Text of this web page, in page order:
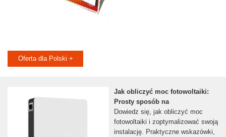
Oferta dla Polski +
Jak obliczyć moc fotowoltaiki:
Prosty sposób na
Dowiedz się, jak obliczyć moc
fotowoltaiki i zoptymalizować swoją
instalację. Praktyczne wskazówki,